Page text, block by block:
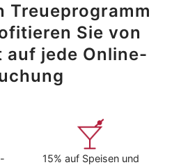
Treueprogramm
Sie von
auf jede Online-
15% auf Speisen und